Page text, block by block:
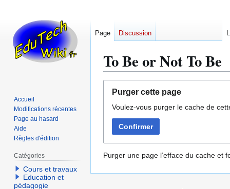
To Be or Not To Be
navigation
recherche
Purger cette page
Voulez-vous purger le cache de
Confirmer
Purger une page l’efface du cache et
Page Discussion
Accueil
Modifications récentes
Page au hasard
Aide
Règles d'édition
Catégories
Cours et travaux
Education et
pédagogie